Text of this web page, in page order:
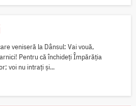
veniseră la Dânsul: Vai vouă,
Pentru că închideți Împărăția
voi nu intrați și...